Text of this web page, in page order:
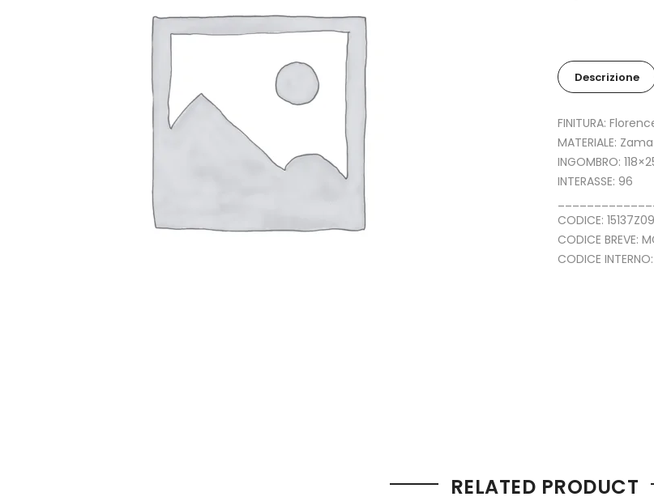
Descrizione
FINITURA:
MATERIALE: Zama
INGOMBRO:
INTERASSE: 96
CODICE:
CODICE BREVE:
CODICE
RELATED PRODUCT